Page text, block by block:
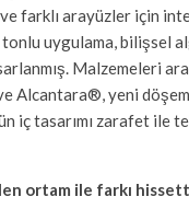
farklı arayüzler için
uygulama, bilişsel
Malzemeleri
Alcantara®, yeni
iç tasarımı zarafet ile
ortam ile farkı